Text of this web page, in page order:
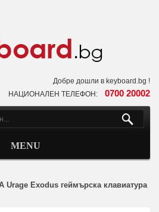
Добре дошли в keyboard.bg !
НАЦИОНАЛЕН ТЕЛЕФОН: 0700 20002
MENU
Urage Exodus геймърска клавиатура